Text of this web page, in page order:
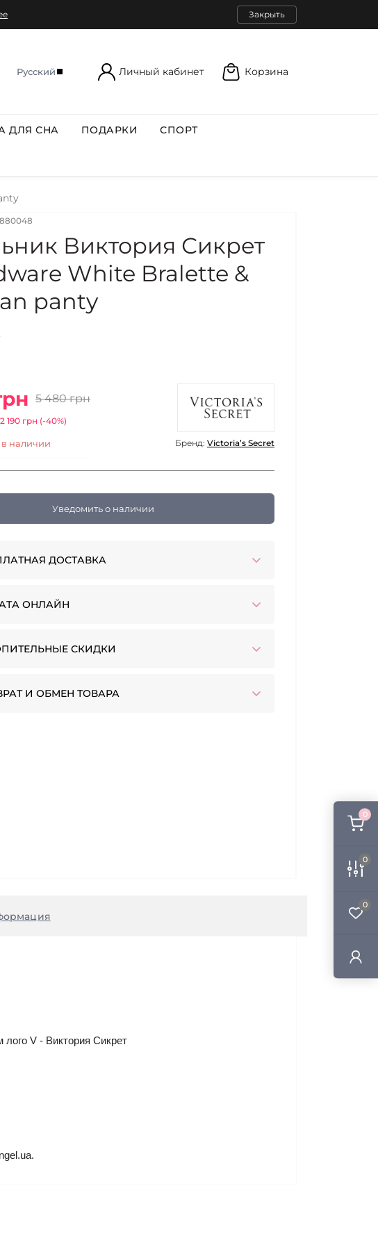
0
0
0
Закрыть
Русский Личный кабинет Корзина
ДЛЯ СНА ПОДАРКИ СПОРТ
Виктория Сикрет
White Bralette &
panty
5 480 грн
190 грн (-40%)
в наличии Бренд: Victoria’s Secret
Уведомить о наличии
ДОСТАВКА
ОНЛАЙН
СКИДКИ
И ОБМЕН ТОВАРА
V - Виктория Сикрет